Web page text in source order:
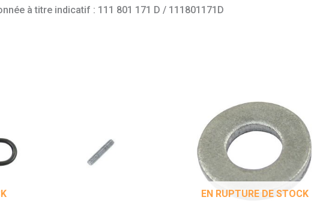
à titre indicatif : 111 801 171 D / 111801171D
EN RUPTURE DE STOCK